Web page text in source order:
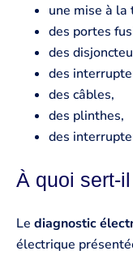
une mise à
des portes
des
des
des câbles,
des plinthes,
des
À quoi sert-
Le diagnostic
électrique